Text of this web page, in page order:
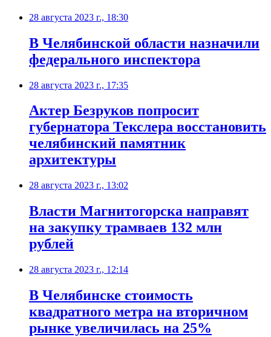
28 августа 2023 г., 18:30
В Челябинской области назначили
федерального инспектора
28 августа 2023 г., 17:35
Актер Безруков попросит
губернатора Текслера восстановить
челябинский памятник
архитектуры
28 августа 2023 г., 13:02
Власти Магнитогорска направят
на закупку трамваев 132 млн
рублей
28 августа 2023 г., 12:14
В Челябинске стоимость
квадратного метра на вторичном
рынке увеличилась на 25%